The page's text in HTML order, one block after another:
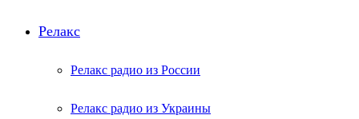
Релакс
Релакс радио из России
Релакс радио из Украины